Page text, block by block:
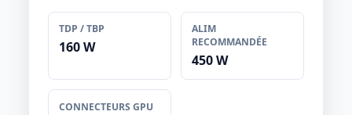
TDP / TBP
160 W
ALIM
RECOMMANDÉE
450 W
CONNECTEURS GPU